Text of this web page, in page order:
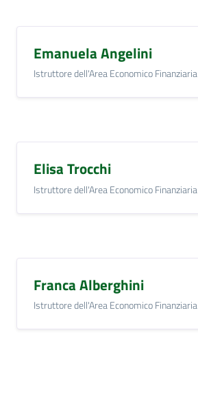
Emanuela Angelini
Istruttore dell'Area Economico Finanziaria
Elisa Trocchi
Istruttore dell'Area Economico Finanziaria
Franca Alberghini
Istruttore dell'Area Economico Finanziaria